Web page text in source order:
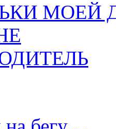
МОЕЙ